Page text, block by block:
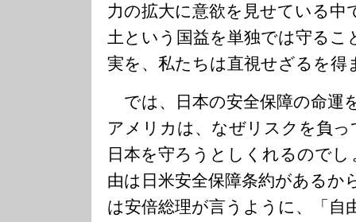
力の拡大に意欲を見せている中
土という国益を単独では守るこ
実を、私たちは直視せざるを得
では、日本の安全保障の命運
アメリカは、なぜリスクを負
日本を守ろうとしくれるので
由は日米安全保障条約があるか
は安倍総理が言うように、「自